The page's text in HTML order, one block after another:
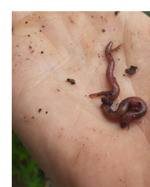
Quando
o
minhocário
chegou
minha
vida